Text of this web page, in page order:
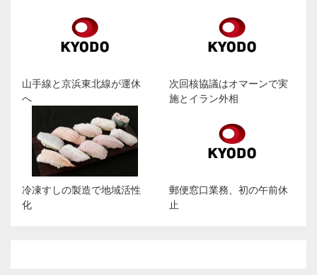
山手線と京浜東北線が運休
へ
次回核協議はオマーンで実
施とイラン外相
冷凍すしの製造で地域活性
化
郵便窓口業務、初の午前休
止